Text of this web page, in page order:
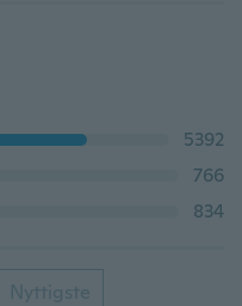
5392
766
834
Nyttigste